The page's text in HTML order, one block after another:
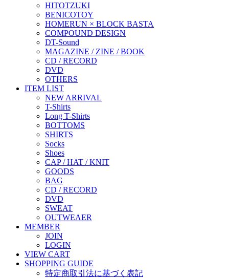
HITOTZUKI
BENICOTOY
HOMERUN × BLOCK BASTA
COMPOUND DESIGN
DT-Sound
MAGAZINE / ZINE / BOOK
CD / RECORD
DVD
OTHERS
ITEM LIST
NEW ARRIVAL
T-Shirts
Long T-Shirts
BOTTOMS
SHIRTS
Socks
Shoes
CAP / HAT / KNIT
GOODS
BAG
CD / RECORD
DVD
SWEAT
OUTWEAER
MEMBER
JOIN
LOGIN
VIEW CART
SHOPPING GUIDE
特定商取引法に基づく表記